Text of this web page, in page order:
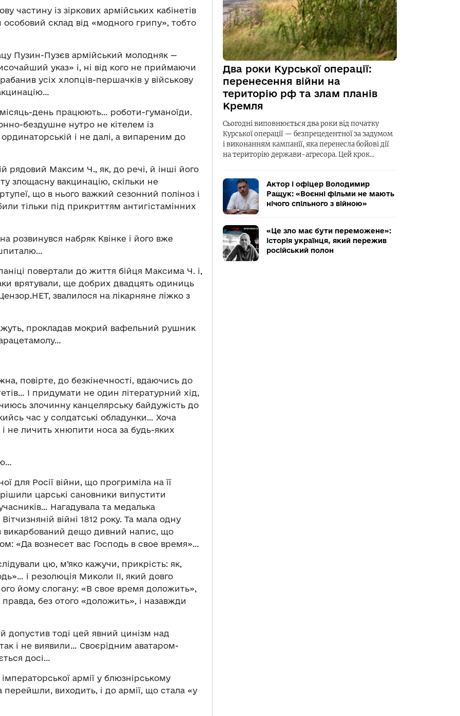
частину із зіркових армійських кабінетів
склад від «модного грипу», тобто
Пузин-Пузєв армійський молодняк —
указ» і, ні від кого не приймаючи
усіх хлопців-першачків у військову
день працюють… роботи-гуманоїди.
бездушне нутро не кітелем із
і не далі, а випареним до
рядовий Максим Ч., як, до речі, й інші його
злощасну вакцинацію, скільки не
що в нього важкий сезонний поліноз і
тільки під прикриттям антигістамінних
розвинувся набряк Квінке і його вже
повертали до життя бійця Максима Ч. і,
врятували, ще добрих двадцять одиниць
звалилося на лікарняне ліжко з
прокладав мокрий вафельний рушник
повірте, до безкінечності, вдаючись до
І придумати не один літературний хід,
злочинну канцелярську байдужість до
час у солдатські обладунки… Хоча
і не личить хнюпити носа за будь-яких
для Росії війни, що прогриміла на її
царські сановники випустити
Нагадувала та медалька
війні 1812 року. Та мала одну
викарбований дещо дивний напис, що
«Да вознесет вас Господь в свое время»…
цю, м’яко кажучи, прикрість: як,
і резолюція Миколи II, який довго
йому слогану: «В свое время доложить»,
без отого «доложить», і назавжди
допустив тоді цей явний цинізм над
і не виявили… Своєрідним аватаром-
досі…
імператорської армії у блюзнірському
виходить, і до армії, що стала «у
Два роки Курської операції:
перенесення війни на
територію рф та злам планів
Кремля
Сьогодні виповнюється два роки від початку
Курської операції — безпрецедентної за задумом
і виконанням кампанії, яка перенесла бойові дії
на територію держави-агресора. Цей крок…
Актор і офіцер Володимир
Ращук: «Воєнні фільми не мають
нічого спільного з війною»
«Це зло має бути переможене»:
історія українця, який пережив
російський полон